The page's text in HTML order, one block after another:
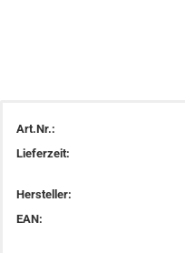
Art.Nr.:
Lieferzeit:
Hersteller:
EAN: